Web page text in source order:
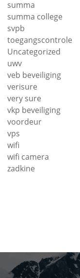
summa
summa college
svpb
toegangscontrole
Uncategorized
uwv
veb beveiliging
verisure
very sure
vkp beveiliging
voordeur
vps
wifi
wifi camera
zadkine